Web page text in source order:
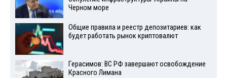
Черном море
Общие правила и реестр депозитариев: как
будет работать рынок криптовалют
Герасимов: ВС РФ завершают освобождение
Красного Лимана